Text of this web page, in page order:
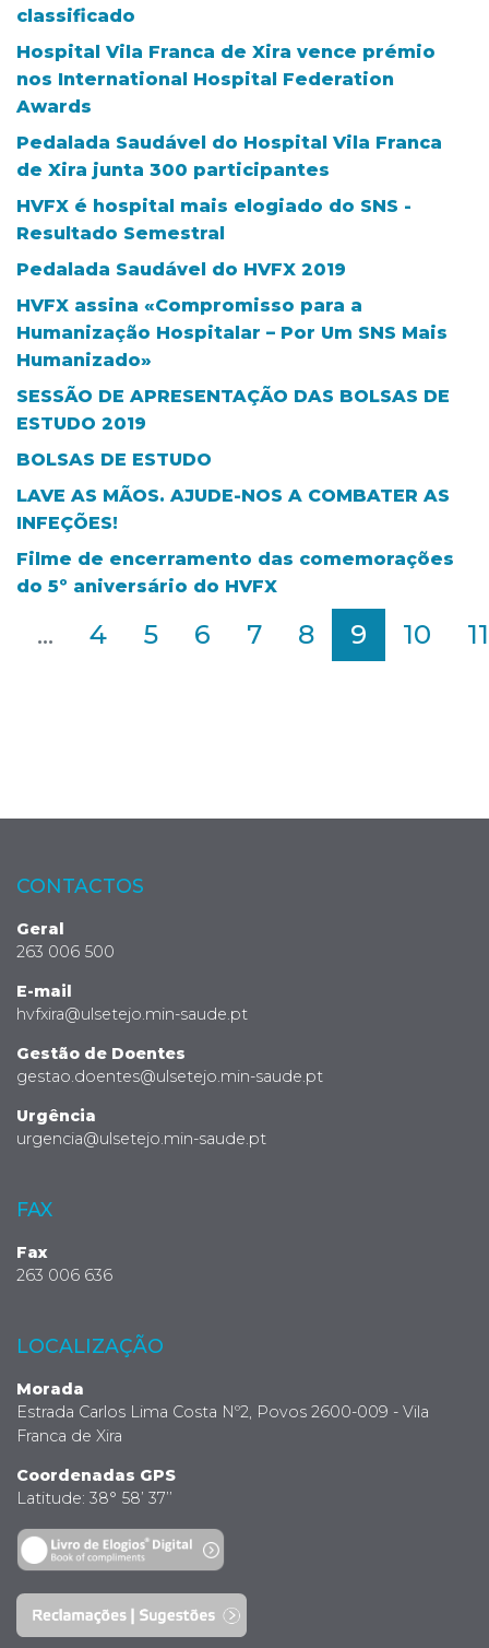
classificado
Hospital Vila Franca de Xira vence prémio
nos International Hospital Federation
Awards
Pedalada Saudável do Hospital Vila Franca
de Xira junta 300 participantes
HVFX é hospital mais elogiado do SNS -
Resultado Semestral
Pedalada Saudável do HVFX 2019
HVFX assina «Compromisso para a
Humanização Hospitalar – Por Um SNS Mais
Humanizado»
SESSÃO DE APRESENTAÇÃO DAS BOLSAS DE
ESTUDO 2019
BOLSAS DE ESTUDO
LAVE AS MÃOS. AJUDE-NOS A COMBATER AS
INFEÇÕES!
Filme de encerramento das comemorações
do 5º aniversário do HVFX
... 4 5 6 7 8 9 10 11
CONTACTOS
Geral
263 006 500
E-mail
hvfxira@ulsetejo.min-saude.pt
Gestão de Doentes
gestao.doentes@ulsetejo.min-saude.pt
Urgência
urgencia@ulsetejo.min-saude.pt
FAX
Fax
263 006 636
LOCALIZAÇÃO
Morada
Estrada Carlos Lima Costa Nº2, Povos 2600-009 - Vila
Franca de Xira
Coordenadas GPS
Latitude: 38° 58’ 37’’